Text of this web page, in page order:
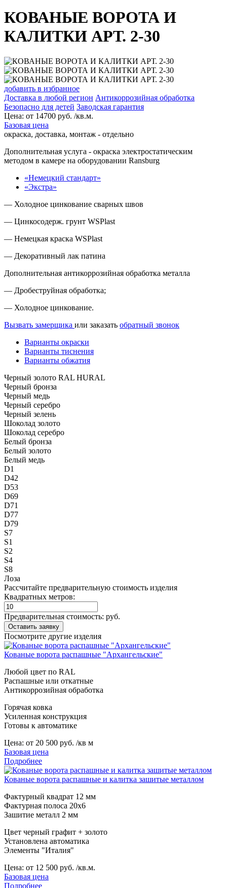
КОВАНЫЕ ВОРОТА И
КАЛИТКИ АРТ. 2-30
добавить в избранное
Доставка в любой регион Антикоррозийная обработка
Безопасно для детей Заводская гарантия
Цена: от 14700 руб. /кв.м.
Базовая цена
окраска, доставка, монтаж - отдельно
Дополнительная услуга - окраска электростатическим
методом в камере на оборудовании Ransburg
«Немецкий стандарт»
«Экстра»
— Холодное цинкование сварных швов
— Цинкосодерж. грунт WSPlast
— Немецкая краска WSPlast
— Декоративный лак патина
Дополнительная антикоррозийная обработка металла
— Дробеструйная обработка;
— Холодное цинкование.
Вызвать замерщика или заказать обратный звонок
Варианты окраски
Варианты тиснения
Варианты обжатия
Черный золото RAL HURAL
Черный бронза
Черный медь
Черный серебро
Черный зелень
Шоколад золото
Шоколад серебро
Белый бронза
Белый золото
Белый медь
D1
D42
D53
D69
D71
D77
D79
S7
S1
S2
S4
S8
Лоза
Рассчитайте предварительную стоимость изделия
Квадратных метров:
Предварительная стоимость: руб.
Посмотрите другие изделия
Кованые ворота распашные "Архангельские"
Любой цвет по RAL
Распашные или откатные
Антикоррозийная обработка
Горячая ковка
Усиленная конструкция
Готовы к автоматике
Цена: от 20 500 руб. /кв м
Базовая цена
Подробнее
Кованые ворота распашные и калитка зашитые металлом
Фактурный квадрат 12 мм
Фактурная полоса 20х6
Зашитие металл 2 мм
Цвет черный графит + золото
Установлена автоматика
Элементы "Италия"
Цена: от 12 500 руб. /кв.м.
Базовая цена
Подробнее